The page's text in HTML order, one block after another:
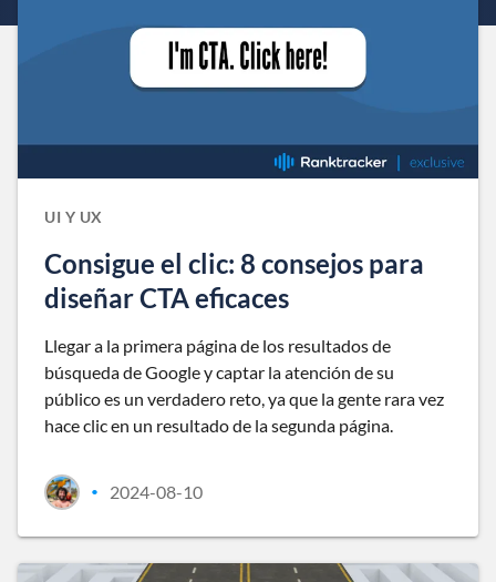
UI Y UX
Consigue el clic: 8 consejos para
diseñar CTA eficaces
Llegar a la primera página de los resultados de
búsqueda de Google y captar la atención de su
público es un verdadero reto, ya que la gente rara vez
hace clic en un resultado de la segunda página.
• 2024-08-10